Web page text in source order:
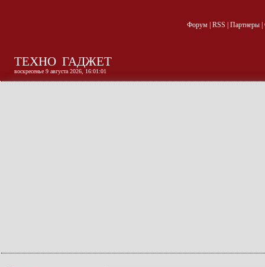
Форум| RSS Партнеры|
ТЕХНО ГАДЖЕТ
воскресенье 9 августа 2026, 16:01:02